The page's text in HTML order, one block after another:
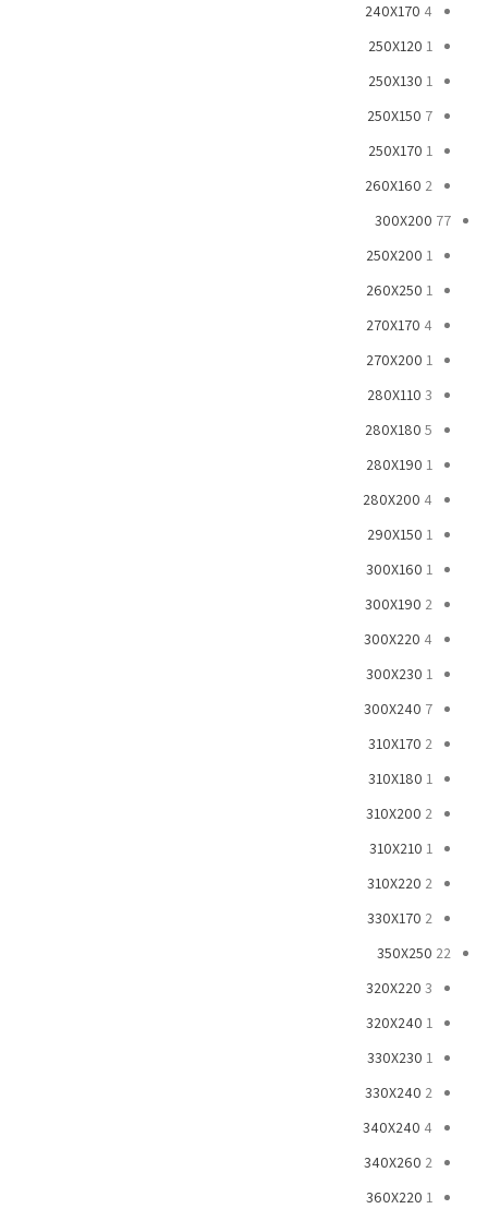
240X170 4
250X120 1
250X130 1
250X150 7
250X170 1
260X160 2
300X200 77
250X200 1
260X250 1
270X170 4
270X200 1
280X110 3
280X180 5
280X190 1
280X200 4
290X150 1
300X160 1
300X190 2
300X220 4
300X230 1
300X240 7
310X170 2
310X180 1
310X200 2
310X210 1
310X220 2
330X170 2
350X250 22
320X220 3
320X240 1
330X230 1
330X240 2
340X240 4
340X260 2
360X220 1